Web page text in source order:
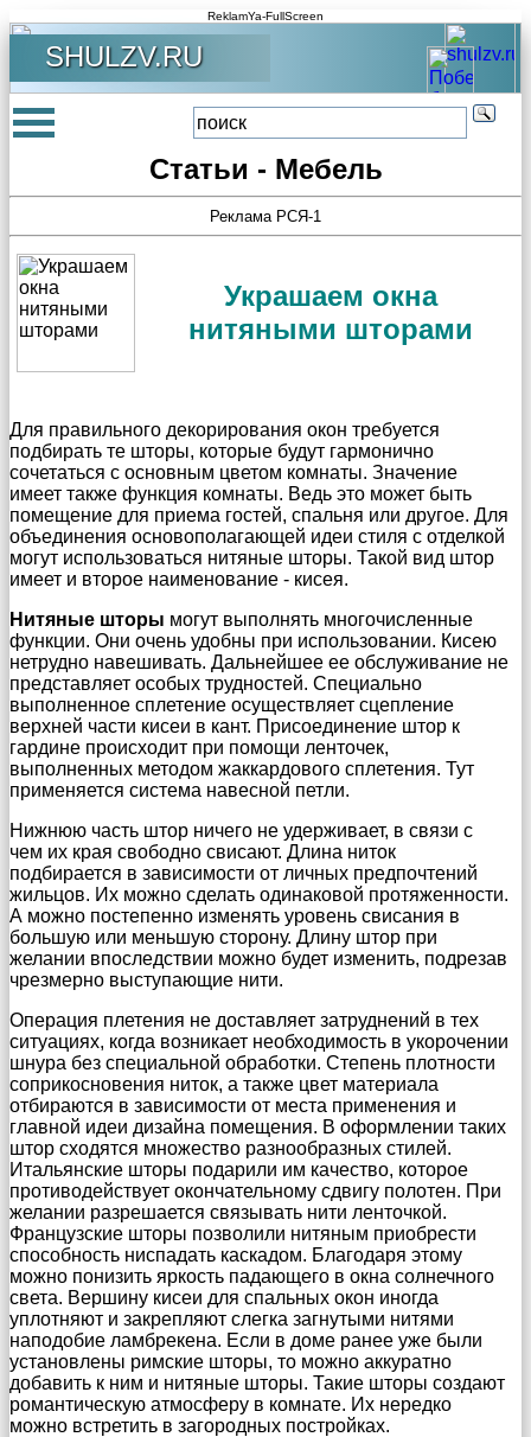
ReklamYa-FullScreen
SHULZV.RU
Статьи - Мебель
Реклама РСЯ-1
Украшаем окна
нитяными шторами
Для правильного декорирования окон требуется
подбирать те шторы, которые будут гармонично
сочетаться с основным цветом комнаты. Значение
имеет также функция комнаты. Ведь это может быть
помещение для приема гостей, спальня или другое. Для
объединения основополагающей идеи стиля с отделкой
могут использоваться нитяные шторы. Такой вид штор
имеет и второе наименование - кисея.
Нитяные шторы могут выполнять многочисленные
функции. Они очень удобны при использовании. Кисею
нетрудно навешивать. Дальнейшее ее обслуживание не
представляет особых трудностей. Специально
выполненное сплетение осуществляет сцепление
верхней части кисеи в кант. Присоединение штор к
гардине происходит при помощи ленточек,
выполненных методом жаккардового сплетения. Тут
применяется система навесной петли.
Нижнюю часть штор ничего не удерживает, в связи с
чем их края свободно свисают. Длина ниток
подбирается в зависимости от личных предпочтений
жильцов. Их можно сделать одинаковой протяженности.
А можно постепенно изменять уровень свисания в
большую или меньшую сторону. Длину штор при
желании впоследствии можно будет изменить, подрезав
чрезмерно выступающие нити.
Операция плетения не доставляет затруднений в тех
ситуациях, когда возникает необходимость в укорочении
шнура без специальной обработки. Степень плотности
соприкосновения ниток, а также цвет материала
отбираются в зависимости от места применения и
главной идеи дизайна помещения. В оформлении таких
штор сходятся множество разнообразных стилей.
Итальянские шторы подарили им качество, которое
противодействует окончательному сдвигу полотен. При
желании разрешается связывать нити ленточкой.
Французские шторы позволили нитяным приобрести
способность ниспадать каскадом. Благодаря этому
можно понизить яркость падающего в окна солнечного
света. Вершину кисеи для спальных окон иногда
уплотняют и закрепляют слегка загнутыми нитями
наподобие ламбрекена. Если в доме ранее уже были
установлены римские шторы, то можно аккуратно
добавить к ним и нитяные шторы. Такие шторы создают
романтическую атмосферу в комнате. Их нередко
можно встретить в загородных постройках.